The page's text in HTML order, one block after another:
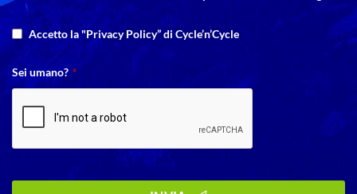
Accetto la "Privacy Policy” di Cycle’n’Cycle
Sei umano? *